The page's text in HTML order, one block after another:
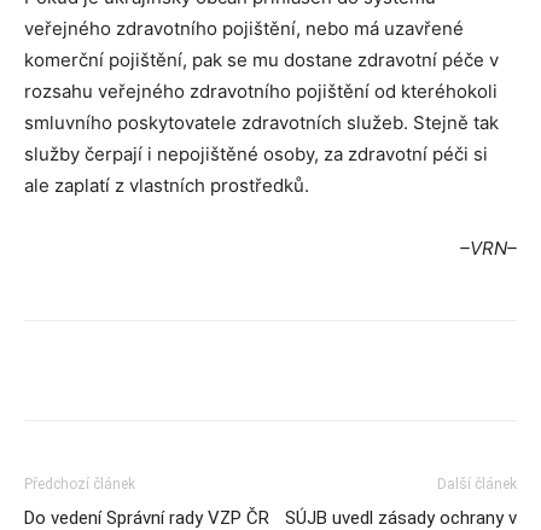
veřejného zdravotního pojištění, nebo má uzavřené
komerční pojištění, pak se mu dostane zdravotní péče v
rozsahu veřejného zdravotního pojištění od kteréhokoli
smluvního poskytovatele zdravotních služeb. Stejně tak
služby čerpají i nepojištěné osoby, za zdravotní péči si
ale zaplatí z vlastních prostředků.
–VRN–
Předchozí článek
Do vedení Správní rady VZP ČR
Další článek
SÚJB uvedl zásady ochrany v